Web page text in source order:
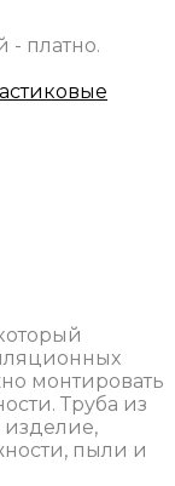
- платно.
монтировать
Труба из
пыли и